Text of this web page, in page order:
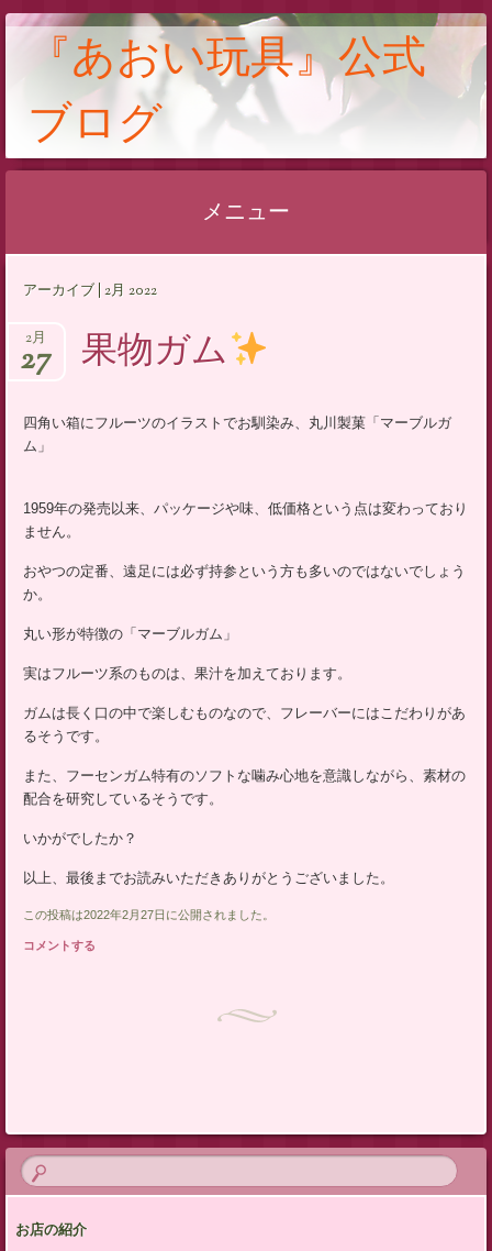
『あおい玩具』公式
ブログ
メニュー
ン
へ
ス
ッ
プ
アーカイブ | 2月 2022
果物ガム
2月
27
四角い箱にフルーツのイラストでお馴染み、丸川製菓「マーブルガ
ム」
1959年の発売以来、パッケージや味、低価格という点は変わっており
ません。
おやつの定番、遠足には必ず持参という方も多いのではないでしょう
か。
丸い形が特徴の「マーブルガム」
実はフルーツ系のものは、果汁を加えております。
ガムは長く口の中で楽しむものなので、フレーバーにはこだわりがあ
るそうです。
また、フーセンガム特有のソフトな噛み心地を意識しながら、素材の
配合を研究しているそうです。
いかがでしたか？
以上、最後までお読みいただきありがとうございました。
この投稿は2022年2月27日に公開されました。
コメントする
お店の紹介